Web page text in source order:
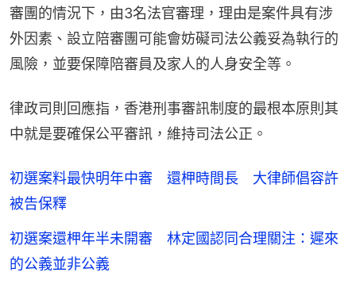
審團的情況下，由3名法官審理，理由是案件具有涉
外因素、設立陪審團可能會妨礙司法公義妥為執行的
風險，並要保障陪審員及家人的人身安全等。
律政司則回應指，香港刑事審訊制度的最根本原則其
中就是要確保公平審訊，維持司法公正。
初選案料最快明年中審 還柙時間長 大律師倡容許
被告保釋
初選案還柙年半未開審 林定國認同合理關注：遲來
的公義並非公義